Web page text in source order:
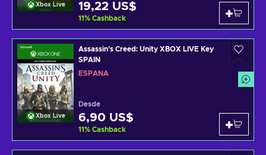
Xbox Live 19,22 US$
11% Cashback
Xbox Live
Assassin's Creed: Unity XBOX LIVE Key
SPAIN
ESPAÑA
Desde
6,90 US$
11% Cashback